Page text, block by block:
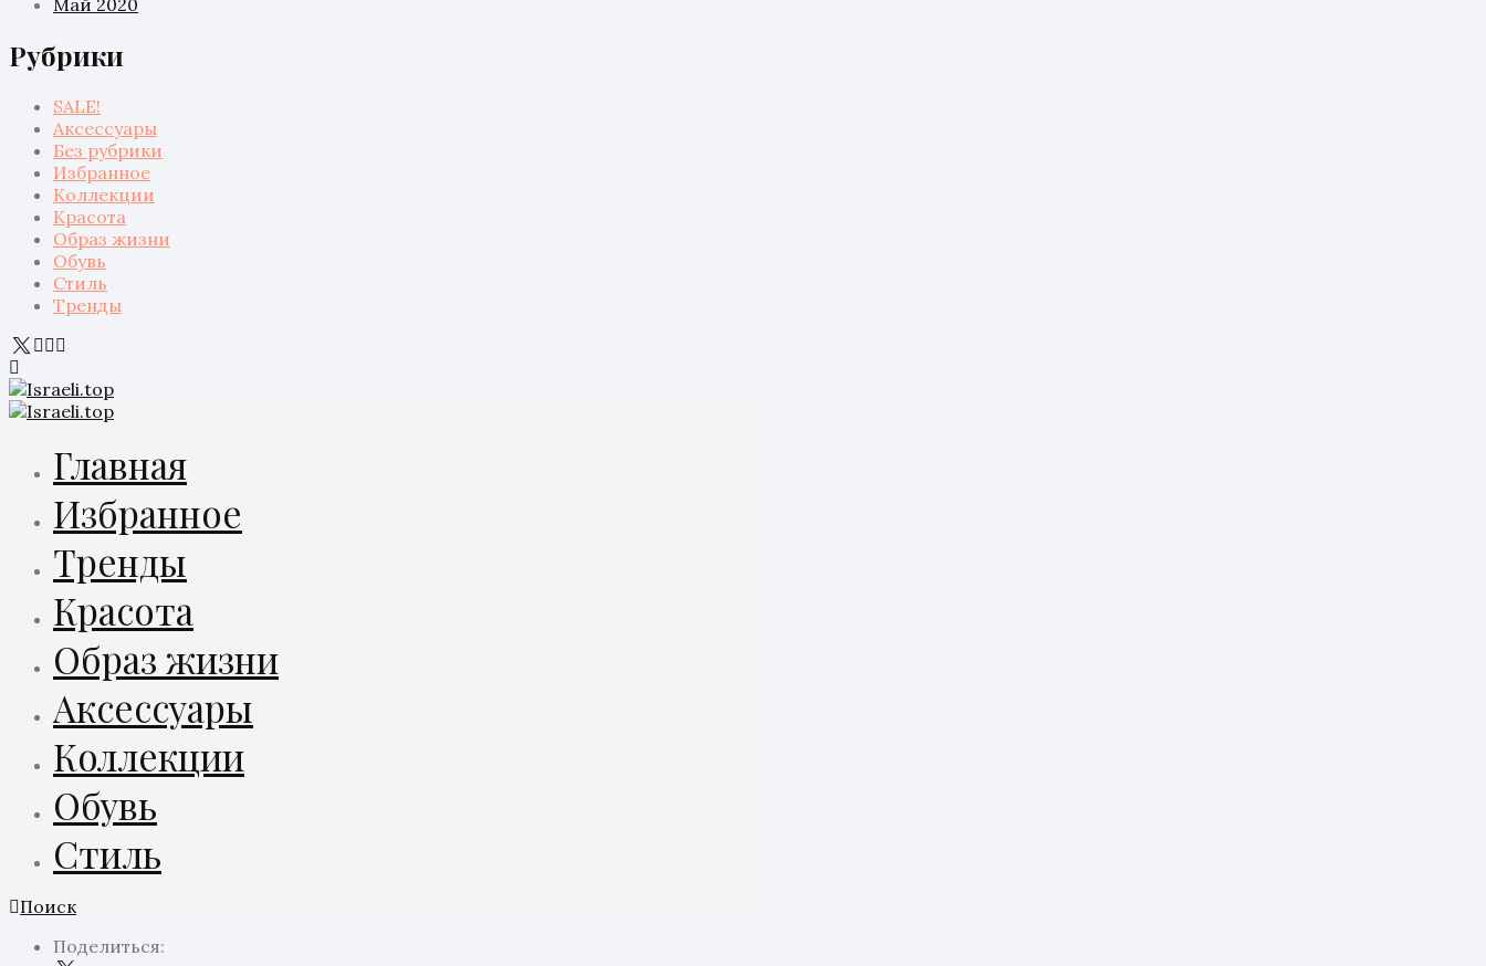
Рубрики
SALE!
Аксессуары
Без рубрики
Избранное
Коллекции
Красота
Образ жизни
Обувь
Стиль
Тренды
Главная
Избранное
Тренды
Красота
Образ жизни
Аксессуары
Коллекции
Обувь
Стиль
Поиск
Поделиться: